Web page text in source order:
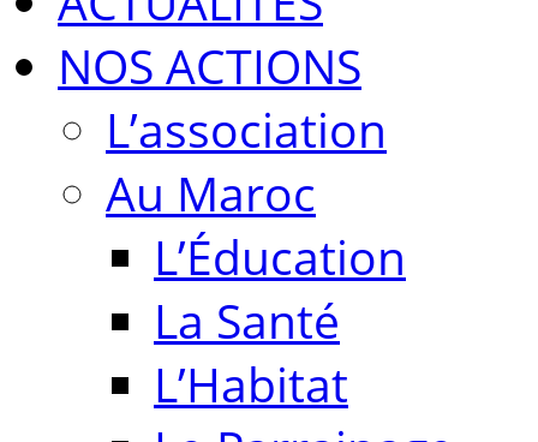
NOS ACTIONS
L’association
Au Maroc
L’Éducation
La Santé
L’Habitat